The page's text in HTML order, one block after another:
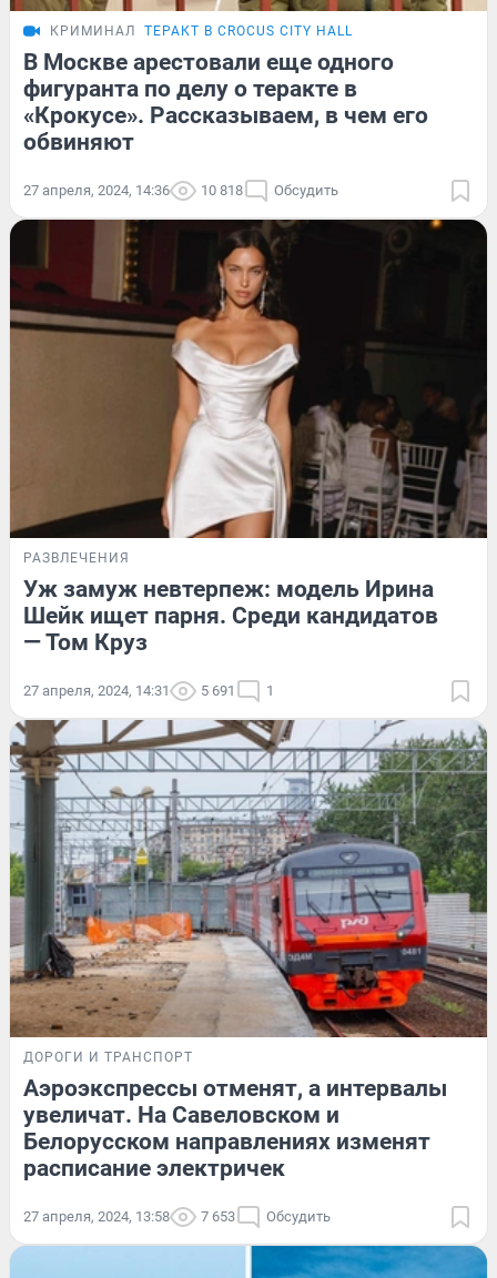
КРИМИНАЛ ТЕРАКТ В CROCUS CITY HALL
В Москве арестовали еще одного
фигуранта по делу о теракте в
«Крокусе». Рассказываем, в чем его
обвиняют
27 апреля, 2024, 14:36 10 818 Обсудить
РАЗВЛЕЧЕНИЯ
Уж замуж невтерпеж: модель Ирина
Шейк ищет парня. Среди кандидатов
— Том Круз
27 апреля, 2024, 14:31 5 691 1
ДОРОГИ И ТРАНСПОРТ
Аэроэкспрессы отменят, а интервалы
увеличат. На Савеловском и
Белорусском направлениях изменят
расписание электричек
27 апреля, 2024, 13:58 7 653 Обсудить